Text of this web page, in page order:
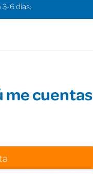
6 días.
me cuentas